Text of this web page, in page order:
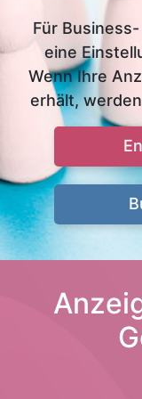
Für
eine
Wenn Ihre
erhält,